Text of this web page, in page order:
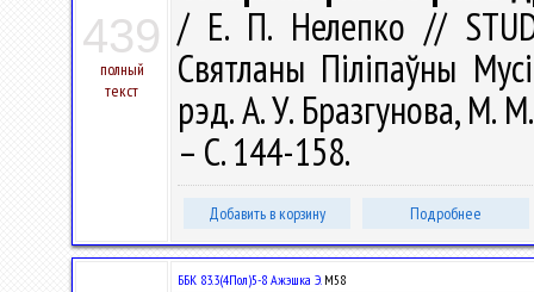
439
полный
текст
/ Е. П. Нелепко //
Святланы Піліпаўны
рэд. А. У. Бразгунова, М.
– С. 144-158.
Добавить в корзину Подробнее
ББК 83.3(4Пол)5-8 Ажэшка Э.М58